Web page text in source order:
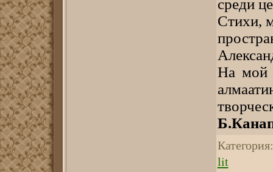
среди
Стихи,
На мой
Категория:
lit